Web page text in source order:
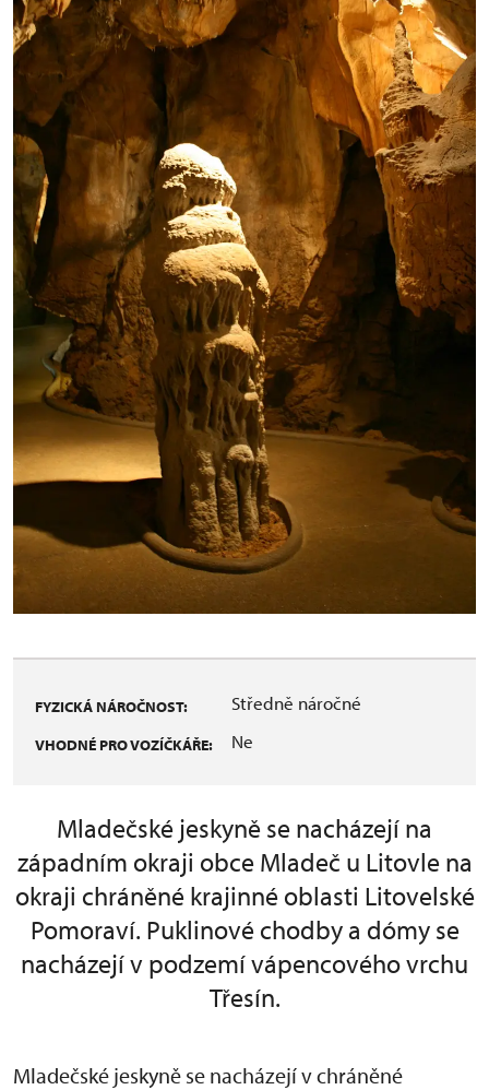
FYZICKÁ NÁROČNOST: Středně náročné
VHODNÉ PRO VOZÍČKÁŘE: Ne
Mladečské jeskyně se nacházejí na
západním okraji obce Mladeč u Litovle na
okraji chráněné krajinné oblasti Litovelské
Pomoraví. Puklinové chodby a dómy se
nacházejí v podzemí vápencového vrchu
Třesín.
Mladečské jeskyně se nacházejí v chráněné